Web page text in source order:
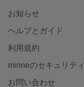
お知らせ
ヘルプとガイド
利用規約
minneのセキュリティ
お問い合わせ